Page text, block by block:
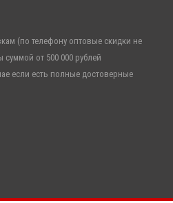
(по телефону оптовые скидки не
от 500 000 рублей
если есть полные достоверные